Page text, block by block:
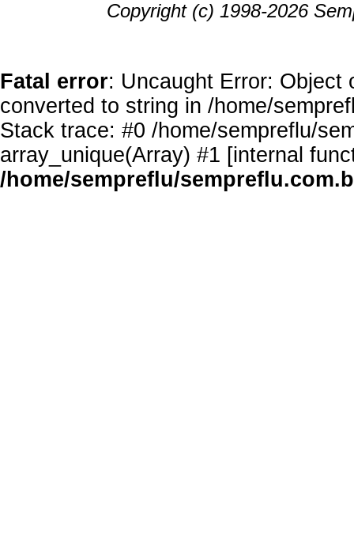
Copyright (c) 1998-2026
Fatal error: Uncaught Error: Object
converted to string in /home/
Stack trace: #0 /home/sempreflu/
array_unique(Array) #1 [internal
/home/sempreflu/